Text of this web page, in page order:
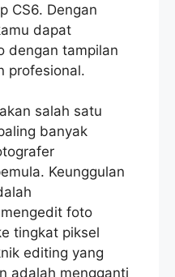
CS6. Dengan
dapat
dengan tampilan
profesional.
salah satu
banyak
Keunggulan
foto
tingkat piksel
editing yang
adalah mengganti